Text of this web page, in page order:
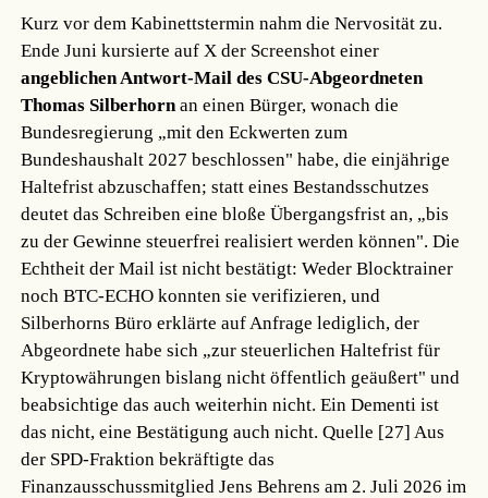
Kurz vor dem Kabinettstermin nahm die Nervosität zu.
Ende Juni kursierte auf X der Screenshot einer
angeblichen Antwort-Mail des CSU-Abgeordneten
Thomas Silberhorn an einen Bürger, wonach die
Bundesregierung „mit den Eckwerten zum
Bundeshaushalt 2027 beschlossen" habe, die einjährige
Haltefrist abzuschaffen; statt eines Bestandsschutzes
deutet das Schreiben eine bloße Übergangsfrist an, „bis
zu der Gewinne steuerfrei realisiert werden können". Die
Echtheit der Mail ist nicht bestätigt: Weder Blocktrainer
noch BTC-ECHO konnten sie verifizieren, und
Silberhorns Büro erklärte auf Anfrage lediglich, der
Abgeordnete habe sich „zur steuerlichen Haltefrist für
Kryptowährungen bislang nicht öffentlich geäußert" und
beabsichtige das auch weiterhin nicht. Ein Dementi ist
das nicht, eine Bestätigung auch nicht.Quelle [27] Aus
der SPD-Fraktion bekräftigte das
Finanzausschussmitglied Jens Behrens am 2. Juli 2026 im